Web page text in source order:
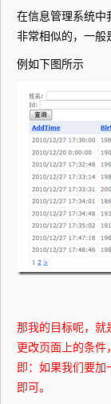
在信息管理系统中
非常相似的，一般
例如下图所示
那我的目标呢，就
更改页面上的条件
即：如果我们要
即可。